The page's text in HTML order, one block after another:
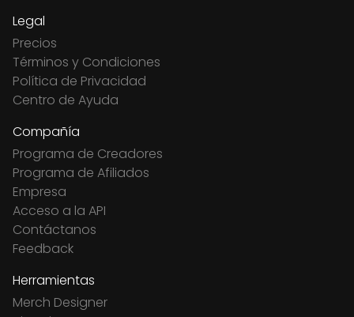
Legal
Precios
Términos y Condiciones
Política de Privacidad
Centro de Ayuda
Compañía
Programa de Creadores
Programa de Afiliados
Empresa
Acceso a la API
Contáctanos
Feedback
Herramientas
Merch Designer